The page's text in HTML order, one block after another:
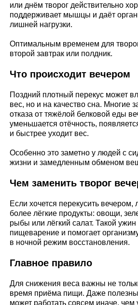
или днём творог действительно
поддерживает мышцы и даёт
лишней нагрузки.
Оптимальным временем для
второй завтрак или полдник.
Что происходит вечером
Поздний плотный перекус может
вес, но и на качество сна. Многие
отказа от тяжёлой белковой еды
уменьшается отёчность,
и быстрее уходит вес.
Особенно это заметно у людей с
жизни и замедленным обменом
Чем заменить творог
Если хочется перекусить
более лёгкие продукты: овощи,
рыбы или лёгкий салат. Такой
пищеварение и помогает
в ночной режим восстановления.
Главное правило
Для снижения веса важны не
время приёма пищи. Даже
может работать совсем иначе, чем